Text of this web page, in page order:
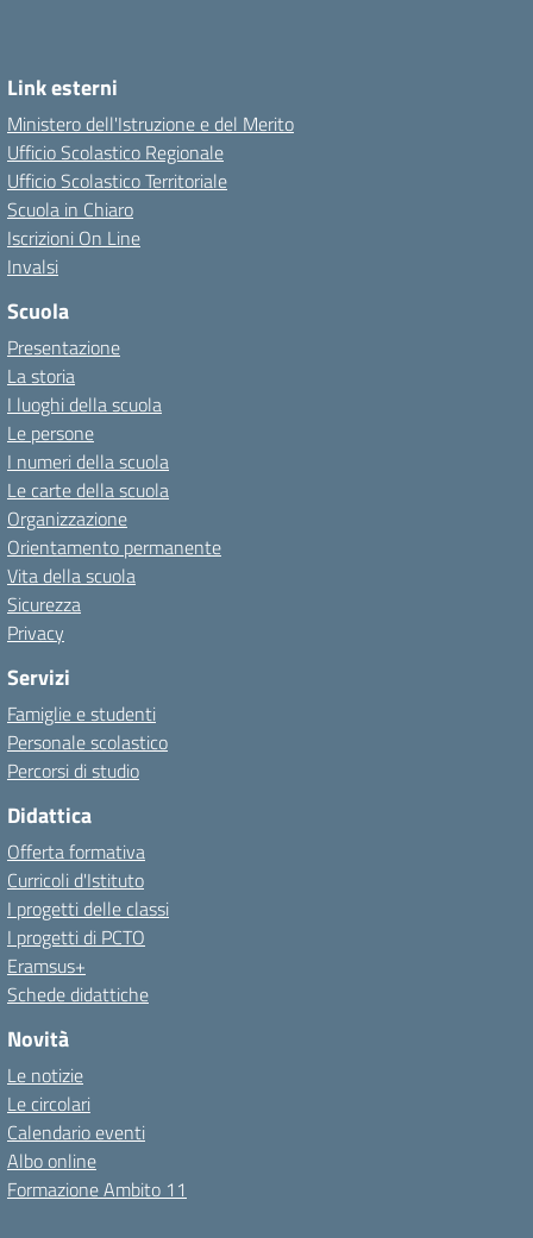
Link esterni
Ministero dell'Istruzione e del Merito
Ufficio Scolastico Regionale
Ufficio Scolastico Territoriale
Scuola in Chiaro
Iscrizioni On Line
Invalsi
Scuola
Presentazione
La storia
I luoghi della scuola
Le persone
I numeri della scuola
Le carte della scuola
Organizzazione
Orientamento permanente
Vita della scuola
Sicurezza
Privacy
Servizi
Famiglie e studenti
Personale scolastico
Percorsi di studio
Didattica
Offerta formativa
Curricoli d'Istituto
I progetti delle classi
I progetti di PCTO
Eramsus+
Schede didattiche
Novità
Le notizie
Le circolari
Calendario eventi
Albo online
Formazione Ambito 11